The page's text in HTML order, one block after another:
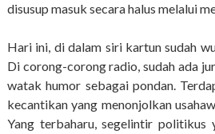
disusup masuk secara halus melalui
Hari ini, di dalam siri kartun sudah
Di corong-corong radio, sudah ada
watak humor sebagai pondan.
kecantikan yang menonjolkan
Yang terbaharu, segelintir politikus